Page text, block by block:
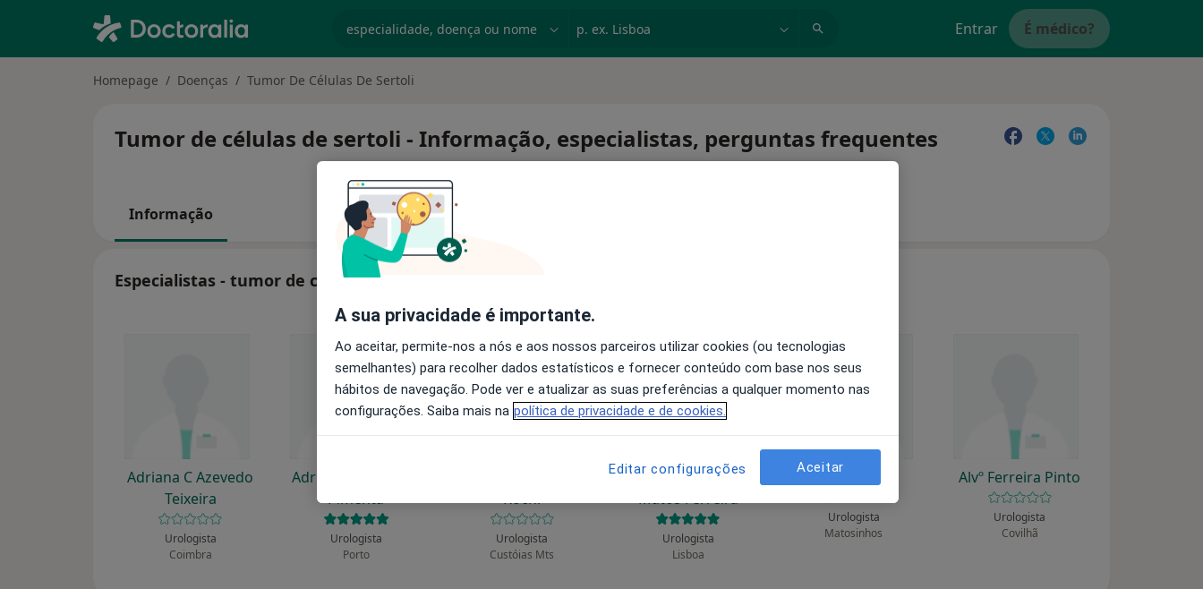
Entrar É médico?
Homepage Doenças Tumor De Células De Sertoli
Tumor de células de sertoli - Informação, especialistas, perguntas frequentes
Informação
Especialistas - tumor de células de sertoli
Adriana C Azevedo
Teixeira
Urologista
Coimbra
Adriano Fernandes
Pimenta
Urologista
Porto
Kochi
Urologista
Custóias Mts
Alberto Rodrigues de
Matos Ferreira
Urologista
Lisboa
Álvaro Costa
Urologista
Matosinhos
Alvº Ferreira Pinto
Urologista
Covilhã
A sua privacidade é importante.
Ao aceitar, permite-nos a nós e aos nossos parceiros utilizar cookies (ou tecnologias
semelhantes) para recolher dados estatísticos e fornecer conteúdo com base nos seus
hábitos de navegação. Pode ver e atualizar as suas preferências a qualquer momento nas
configurações. Saiba mais na política de privacidade e de cookies.
Editar configurações Aceitar